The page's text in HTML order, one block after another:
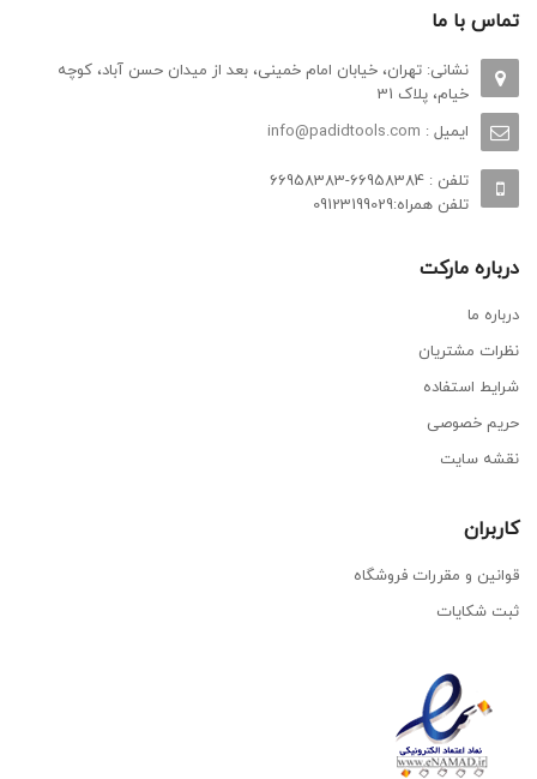
تماس با ما
نشانی: تهران، خیابان امام خمینی، بعد از میدان حسن آباد، کوچه
خیام، پلاک 31
ایمیل : info@padidtools.com
تلفن : 66958384-66958383
تلفن همراه:09123199029
درباره مارکت
درباره ما
نظرات مشتریان
شرایط استفاده
حریم خصوصی
نقشه سایت
کاربران
قوانین و مقررات فروشگاه
ثبت شکایات